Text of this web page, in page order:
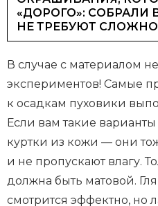
«ДОРОГО»:
НЕ ТРЕБУЮТ
В случае с материалом
экспериментов! Самые
к осадкам пуховики
Если вам такие
куртки из кожи — они
и не пропускают влагу.
должна быть матовой.
смотрится эффектно, но